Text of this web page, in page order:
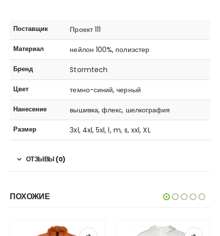
Поставщик Проект 111
Материал нейлон 100%, полиэстер
Бренд Stormtech
Цвет темно-синий, черный
Нанесение вышивка, флекс, шелкография
Размер 3xl, 4xl, 5xl, l, m, s, xxl, XL
ОТЗЫВЫ (0)
ПОХОЖИЕ